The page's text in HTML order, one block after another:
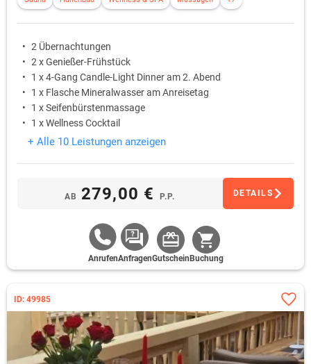
2 Übernachtungen
2 x Genießer-Frühstück
1 x 4-Gang Candle-Light Dinner am 2. Abend
1 x Flasche Mineralwasser am Anreisetag
1 x Seifenbürstenmassage
1 x Wellness Cocktail
+ Alle 10 Leistungen anzeigen
AB 279,00 € P.P. DETAILS
AnrufenAnfragenGutschein Buchung
ID: 49985